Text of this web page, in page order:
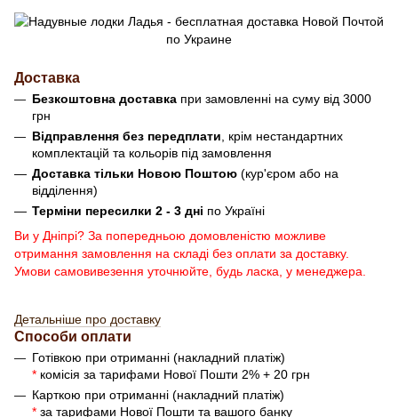
Доставка
Безкоштовна доставка при замовленні на суму від 3000
грн
Відправлення без передплати , крім нестандартних
комплектацій та кольорів під замовлення
Доставка тільки Новою Поштою (кур'єром або на
відділення)
Терміни пересилки 2 - 3 дні по Україні
Ви у Дніпрі? За попередньою домовленістю можливе
отримання замовлення на складі без оплати за доставку.
Умови самовивезення уточнюйте, будь ласка, у менеджера.
Детальніше про доставку
Способи оплати
Готівкою при отриманні (накладний платіж)
* комісія за тарифами Нової Пошти 2% + 20 грн
Карткою при отриманні (накладний платіж)
* за тарифами Нової Пошти та вашого банку